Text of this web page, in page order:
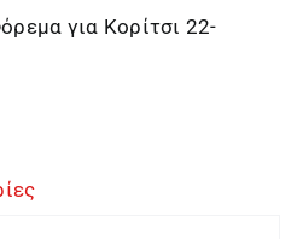
για Κορίτσι 22-